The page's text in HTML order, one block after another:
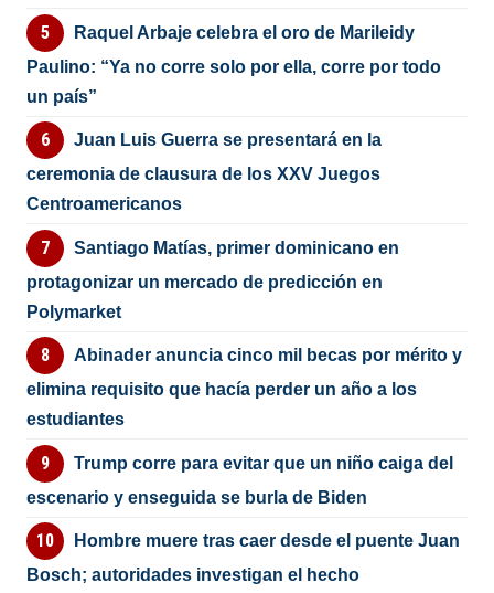
Raquel Arbaje celebra el oro de Marileidy
Paulino: “Ya no corre solo por ella, corre por todo
un país”
Juan Luis Guerra se presentará en la
ceremonia de clausura de los XXV Juegos
Centroamericanos
Santiago Matías, primer dominicano en
protagonizar un mercado de predicción en
Polymarket
Abinader anuncia cinco mil becas por mérito y
elimina requisito que hacía perder un año a los
estudiantes
Trump corre para evitar que un niño caiga del
escenario y enseguida se burla de Biden
Hombre muere tras caer desde el puente Juan
Bosch; autoridades investigan el hecho